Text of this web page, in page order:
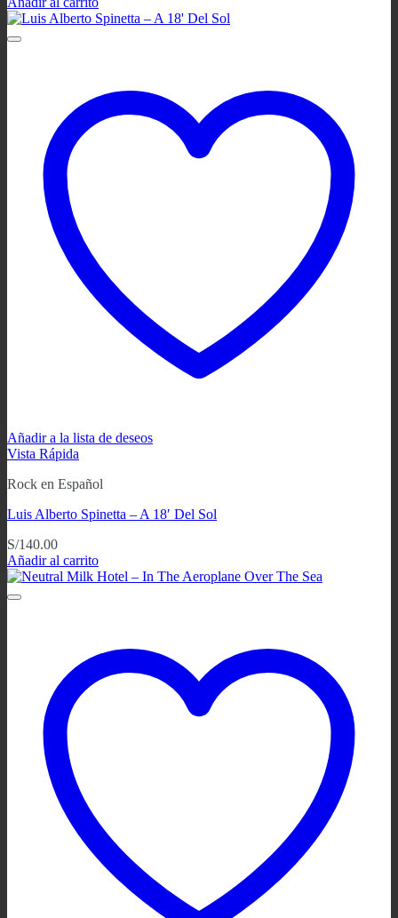
Añadir a la lista de deseos
Vista Rápida
Rock en Español
Luis Alberto Spinetta ‎– A 18′ Del Sol
S/140.00
Añadir al carrito